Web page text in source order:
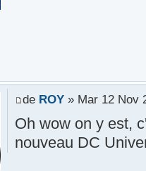
de ROY» Mar 12 Nov
Oh wow on y est,
nouveau DC